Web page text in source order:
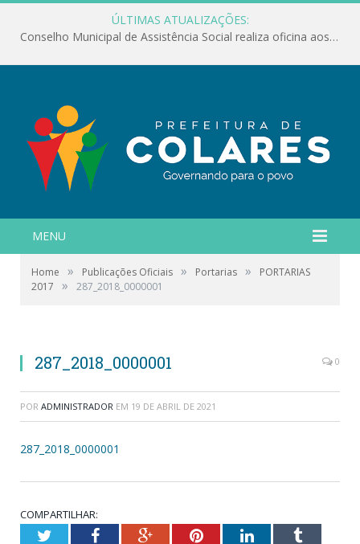
ÚLTIMAS ATUALIZAÇÕES:
Conselho Municipal de Assistência Social realiza oficina aos servidores
MENU
Home » Publicações Oficiais » Portarias »
PORTARIAS
2017
» 287_2018_0000001
287_2018_0000001 0
POR ADMINISTRADOR EM 19 DE ABRIL DE 2021
287_2018_0000001
COMPARTILHAR:
TwitterFacebookGoogle+PinterestLinkedInTumblr